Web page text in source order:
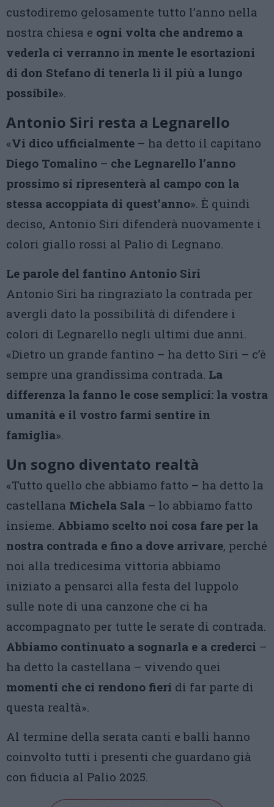
custodiremo gelosamente tutto l’anno nella
nostra chiesa e ogni volta che andremo a
vederla ci verranno in mente le esortazioni
di don Stefano di tenerla lì il più a lungo
possibile».
Antonio Siri resta a Legnarello
«Vi dico ufficialmente – ha detto il capitano
Diego Tomalino – che Legnarello l’anno
prossimo si ripresenterà al campo con la
stessa accoppiata di quest’anno». È quindi
deciso, Antonio Siri difenderà nuovamente i
colori giallo rossi al Palio di Legnano.
Le parole del fantino Antonio Siri
Antonio Siri ha ringraziato la contrada per
avergli dato la possibilità di difendere i
colori di Legnarello negli ultimi due anni.
«Dietro un grande fantino – ha detto Siri – c’è
sempre una grandissima contrada. La
differenza la fanno le cose semplici: la vostra
umanità e il vostro farmi sentire in
famiglia».
Un sogno diventato realtà
«Tutto quello che abbiamo fatto – ha detto la
castellana Michela Sala – lo abbiamo fatto
insieme. Abbiamo scelto noi cosa fare per la
nostra contrada e fino a dove arrivare, perché
noi alla tredicesima vittoria abbiamo
iniziato a pensarci alla festa del luppolo
sulle note di una canzone che ci ha
accompagnato per tutte le serate di contrada.
Abbiamo continuato a sognarla e a crederci –
ha detto la castellana – vivendo quei
momenti che ci rendono fieri di far parte di
questa realtà».
Al termine della serata canti e balli hanno
coinvolto tutti i presenti che guardano già
con fiducia al Palio 2025.